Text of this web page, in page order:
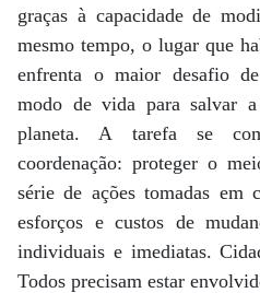
graças à capacidade de
mesmo tempo, o lugar que
enfrenta o maior desafio
modo de vida para salvar
planeta. A tarefa se
coordenação: proteger o
série de ações tomadas em
esforços e custos de
individuais e imediatas.
Todos precisam estar